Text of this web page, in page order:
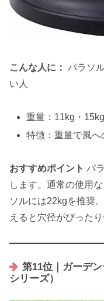
こんな人に： パラソ
い人
重量：11kg・
特徴：重量で風へ
おすすめポイント パ
します。通常の使用
ソルには22kgを推奨
えると穴径がぴった
第11位｜ガーデ
シリーズ）